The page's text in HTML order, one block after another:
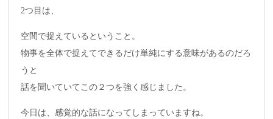
2つ目は、
空間で捉えているということ。
物事を全体で捉えてできるだけ単純にする意味があるのだろ
うと
話を聞いていてこの２つを強く感じました。
今日は、感覚的な話になってしまっていますね。